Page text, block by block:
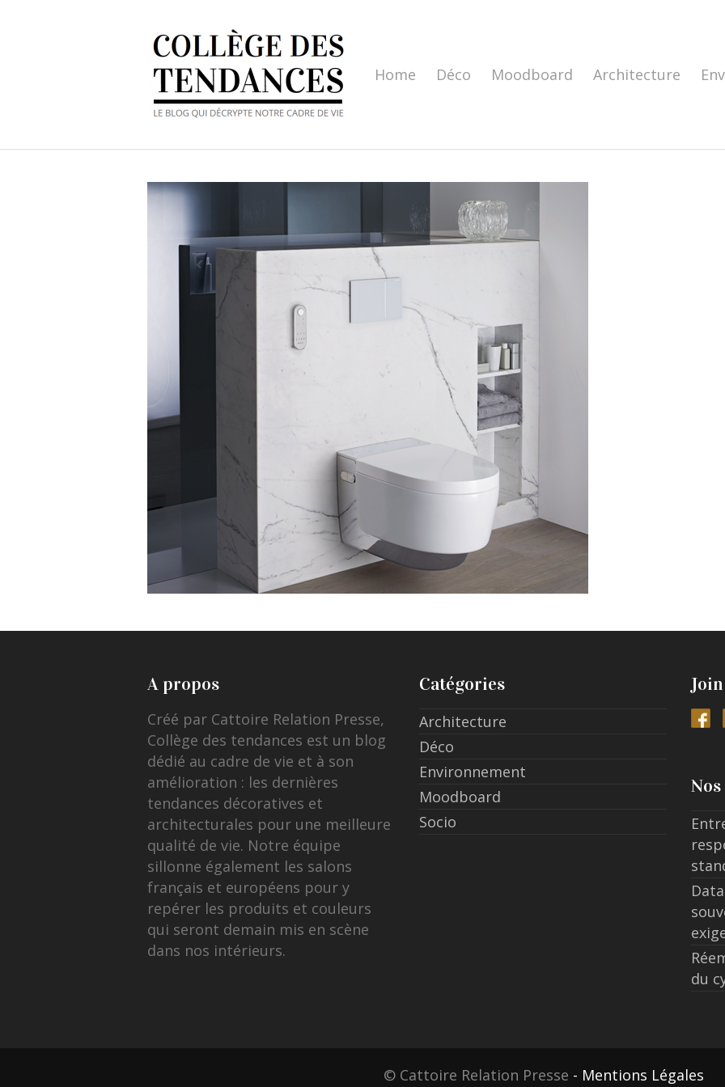
Home Déco Moodboard Architecture
A propos
Créé par Cattoire Relation Presse,
Collège des tendances est un blog
dédié au cadre de vie et à son
amélioration : les dernières
tendances décoratives et
architecturales pour une meilleure
qualité de vie. Notre équipe
sillonne également les salons
français et européens pour y
repérer les produits et couleurs
qui seront demain mis en scène
dans nos intérieurs.
Catégories
Architecture
Déco
Environnement
Moodboard
Socio
du
© Cattoire Relation Presse - Mentions Légales